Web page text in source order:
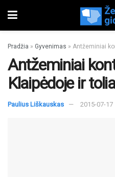
Pradžia » Gyvenimas » Antžeminiai
Antžeminiai
Klaipėdoje ir
Paulius Liškauskas 2015-07-17